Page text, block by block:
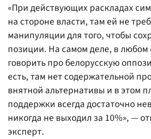
«При действующих раскладах
на стороне власти, там ей не
манипуляции для того, чтобы
позиции. На самом деле, в любом
говорить про белорусскую
есть, там нет содержательной
внятной альтернативы и в этом
поддержки всегда достаточно
никогда не выходил за 10%», —
эксперт.